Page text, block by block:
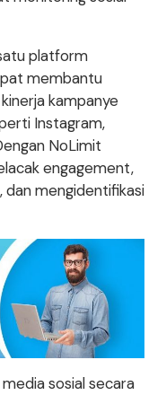
platform
membantu
kampanye
Instagram,
NoLimit
engagement,
dan mengidentifikasi
sosial secara